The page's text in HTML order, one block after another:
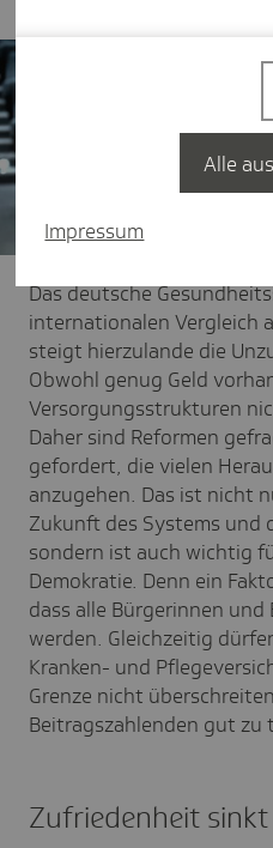
Das deutsche
internationalen Vergleich
steigt hierzulande die
Obwohl genug Geld
Versorgungsstrukturen
Daher sind Reformen
gefordert, die vielen
anzugehen. Das ist nicht
Zukunft des Systems und
sondern ist auch wichtig
Demokratie. Denn ein
dass alle Bürgerinnen
werden. Gleichzeitig
Kranken- und
Grenze nicht
Beitragszahlenden gut zu
Zufriedenheit sinkt
Impressum
Alle